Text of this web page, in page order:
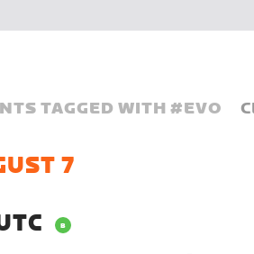
TAGGED WITH #EVO
7